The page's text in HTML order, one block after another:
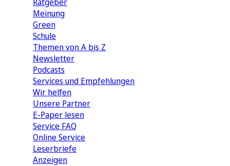
Meinung
Green
Schule
Themen von A bis Z
Newsletter
Podcasts
Services und Empfehlungen
Wir helfen
Unsere Partner
E-Paper lesen
Service FAQ
Online Service
Leserbriefe
Anzeigen